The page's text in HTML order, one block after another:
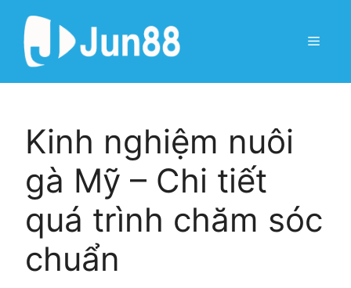
dung
Menu
Kinh nghiệm nuôi
gà Mỹ – Chi tiết
quá trình chăm sóc
chuẩn